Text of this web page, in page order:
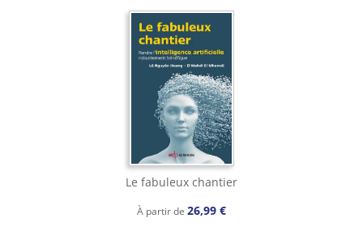
Le fabuleux chantier
À partir de 26,99 €